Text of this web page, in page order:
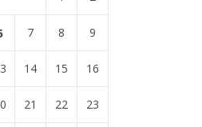
7 8 9
14 15 16
21 22 23